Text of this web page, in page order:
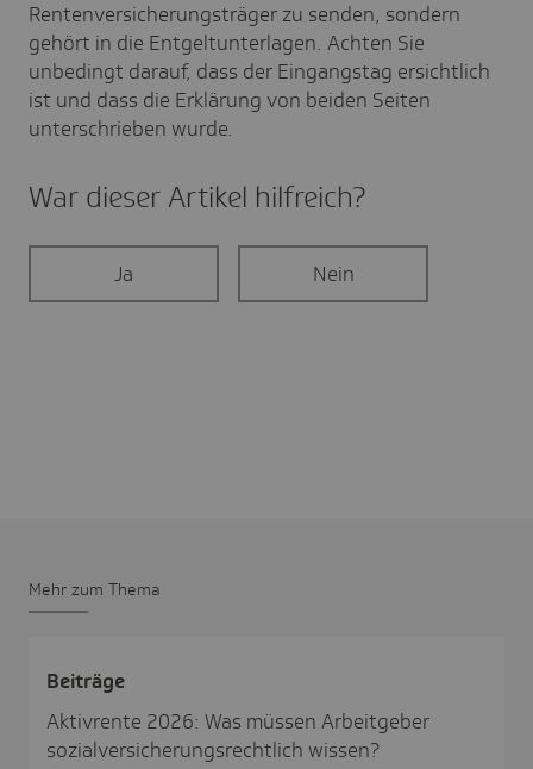
Rentenversicherungsträger zu senden, sondern
gehört in die Entgeltunterlagen. Achten Sie
unbedingt darauf, dass der Eingangstag ersichtlich
ist und dass die Erklärung von beiden Seiten
unterschrieben wurde.
War dieser Artikel hilf­reich?
Ja Nein
Mehr zum Thema
Beiträge
Aktivrente 2026: Was müssen Arbeitgeber
sozialversicherungsrechtlich wissen?